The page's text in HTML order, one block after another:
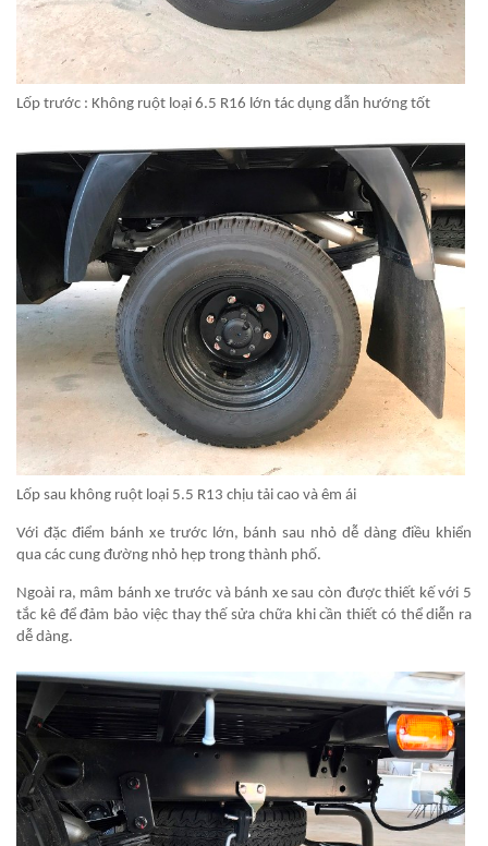
Lốp trước : Không ruột loại 6.5 R16 lớn tác dụng dẫn hướng tốt
Lốp sau không ruột loại 5.5 R13 chịu tải cao và êm ái
Với đặc điểm bánh xe trước lớn, bánh sau nhỏ dễ dàng điều khiển
qua các cung đường nhỏ hẹp trong thành phố.
Ngoài ra, mâm bánh xe trước và bánh xe sau còn được thiết kế với 5
tắc kê để đảm bảo việc thay thế sửa chữa khi cần thiết có thể diễn ra
dễ dàng.